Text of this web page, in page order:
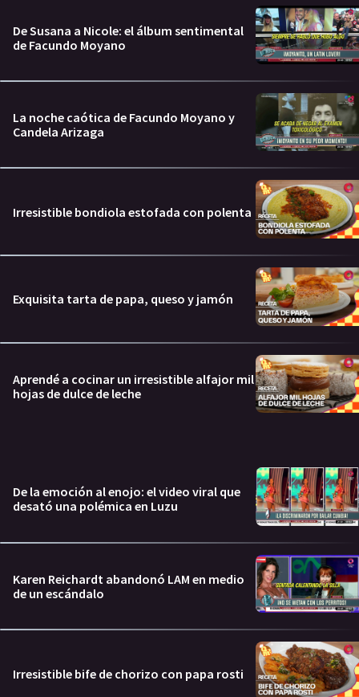
De Susana a Nicole: el álbum sentimental
de Facundo Moyano
La noche caótica de Facundo Moyano y
Candela Arizaga
Irresistible bondiola estofada con polenta
Exquisita tarta de papa, queso y jamón
Aprendé a cocinar un irresistible alfajor mil
hojas de dulce de leche
De la emoción al enojo: el video viral que
desató una polémica en Luzu
Karen Reichardt abandonó LAM en medio
de un escándalo
Irresistible bife de chorizo con papa rosti